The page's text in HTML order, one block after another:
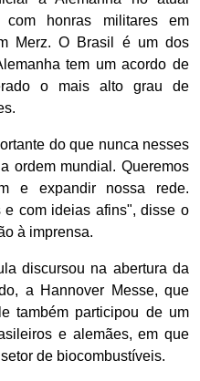
honras militares em
Merz. O Brasil é um dos
tem um acordo de
o mais alto grau de
do que nunca nesses
ordem mundial. Queremos
e expandir nossa rede.
e com ideias afins", disse o
à imprensa.
discursou na abertura da
a Hannover Messe, que
também participou de um
e alemães, em que
de biocombustíveis.